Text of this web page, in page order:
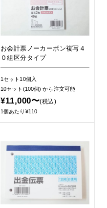
お会計票ノーカーボン複写４
０組区分タイプ
1セット10個入
10セット(100個)から注文可能
¥11,000〜(税込)
1個あたり¥110